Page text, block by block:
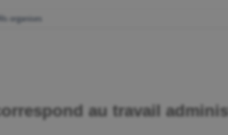
organises
au travail